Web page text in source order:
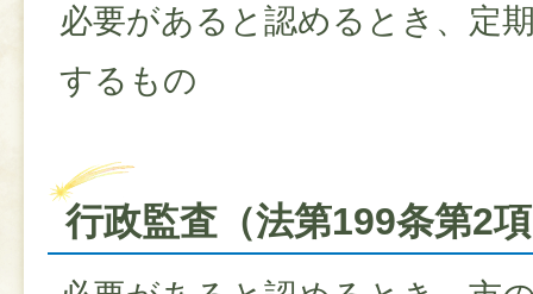
必要があると認めるとき、定
するもの
行政監査（法第199条第2